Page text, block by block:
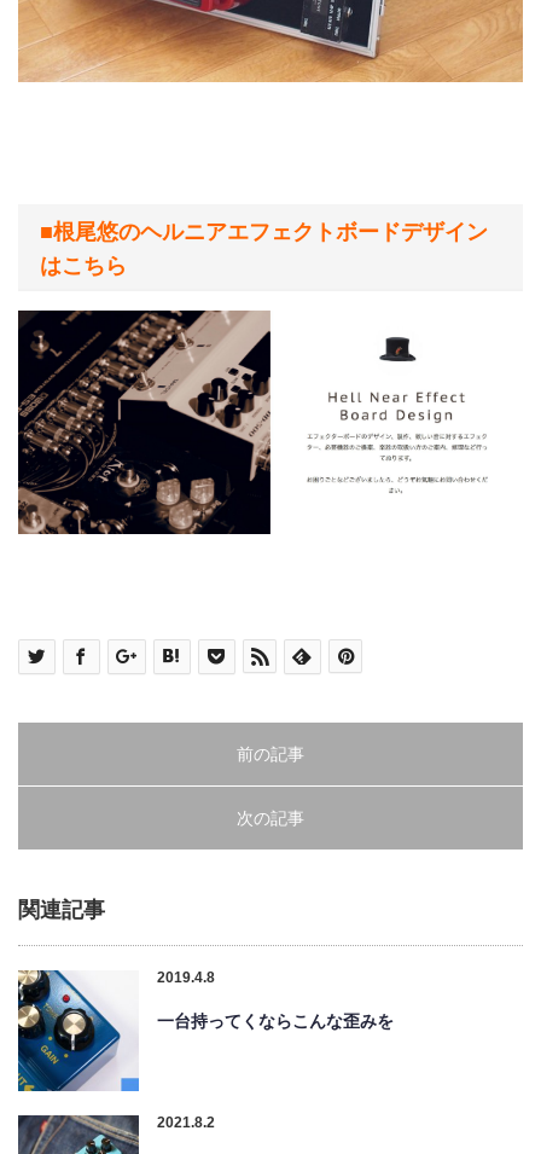
■根尾悠のヘルニアエフェクトボードデザイン
はこちら
前の記事
次の記事
関連記事
2019.4.8
一台持ってくならこんな歪みを
2021.8.2